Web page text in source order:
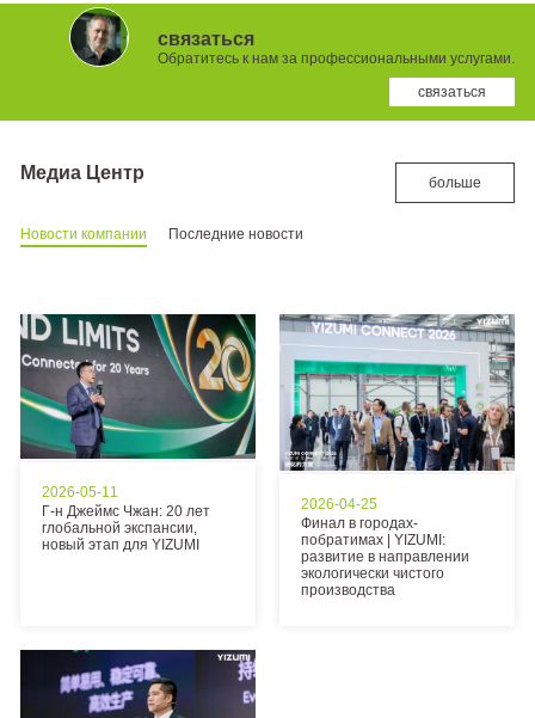
связаться
Обратитесь к нам за профессиональными услугами.
связаться
Медиа Центр больше
Новости компании Последние новости
2026-05-11
Г-н Джеймс Чжан: 20 лет
глобальной экспансии,
новый этап для YIZUMI
2026-04-25
Финал в городах-
побратимах | YIZUMI:
развитие в направлении
экологически чистого
производства